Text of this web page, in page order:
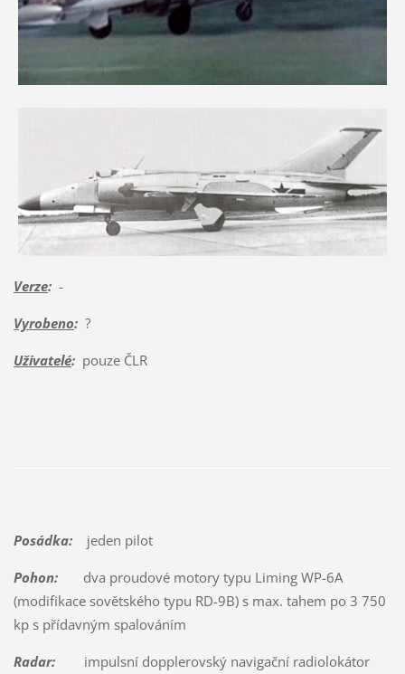
Verze:-
Vyrobeno:?
Uživatelé:pouze ČLR
Posádka:jeden pilot
Pohon:dva proudové motory typu Liming WP-6A
(modifikace sovětského typu RD-9B) s max. tahem po 3 750
kp s přídavným spalováním
Radar:impulsní dopplerovský navigační radiolokátor